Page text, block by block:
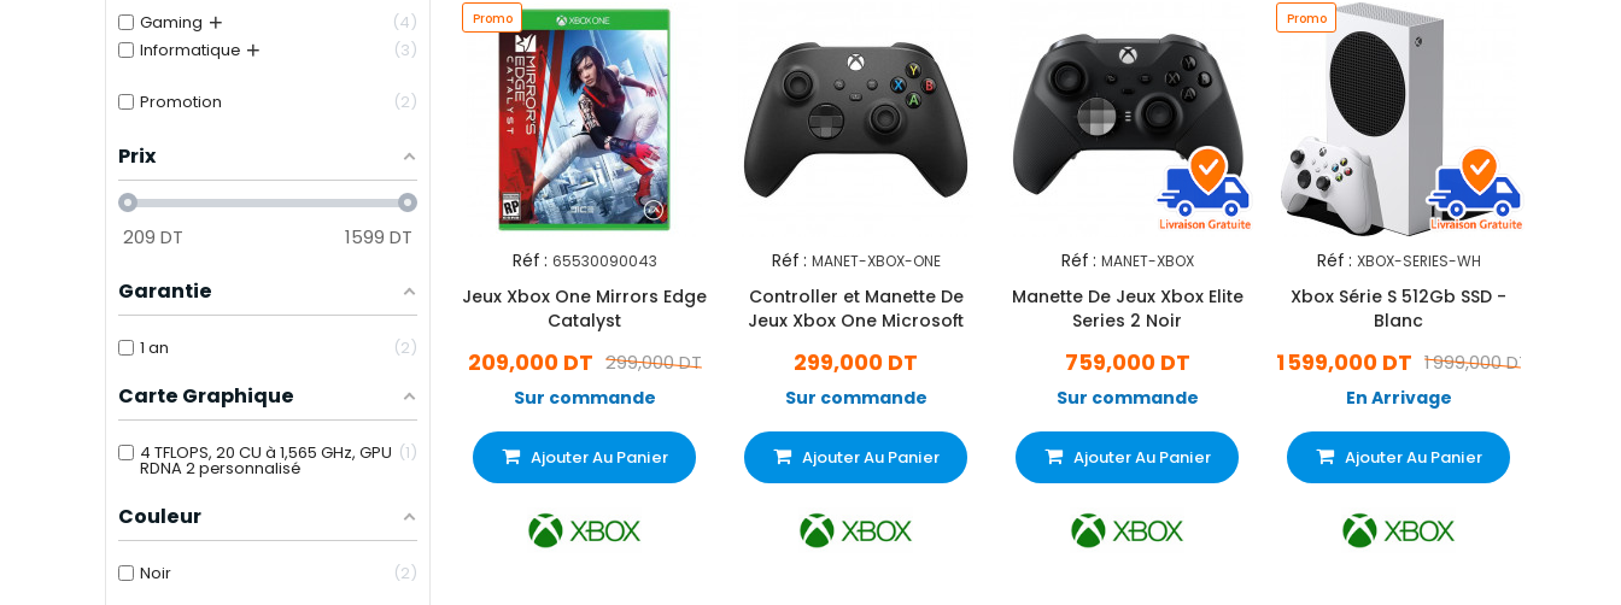
Gaming +
4
Informatique + 3
Promotion 2
Prix
209 DT 1599 DT
Garantie
1 an 2
Carte Graphique
4 TFLOPS, 20 CU à 1,565 GHz, GPU
RDNA 2 personnalisé
1
Couleur
Noir 2
Promo
Réf : 65530090043
Jeux Xbox One Mirrors Edge
Catalyst
299,000 DT
209,000 DT
Sur commande
Ajouter Au Panier
Réf : MANET-XBOX-ONE
Controller et Manette De
Jeux Xbox One Microsoft
299,000 DT
Sur commande
Ajouter Au Panier
Réf : MANET-XBOX
Manette De Jeux Xbox Elite
Series 2 Noir
759,000 DT
Sur commande
Ajouter Au Panier
Promo
Réf : XBOX-SERIES-WH
Xbox Série S 512Gb SSD -
Blanc
1 999,000 DT
1 599,000 DT
En Arrivage
Ajouter Au Panier